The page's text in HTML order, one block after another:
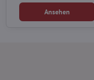
Ansehen